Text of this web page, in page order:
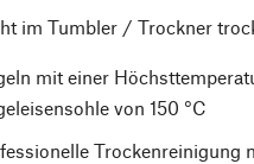
im Tumbler / Trockner
mit einer
von 150 °C
Trockenreinigung